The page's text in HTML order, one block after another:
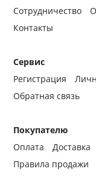
Сотрудничество
Контакты
Сервис
Регистрация
Обратная связь
Покупателю
Оплата
Доставка
Правила продажи